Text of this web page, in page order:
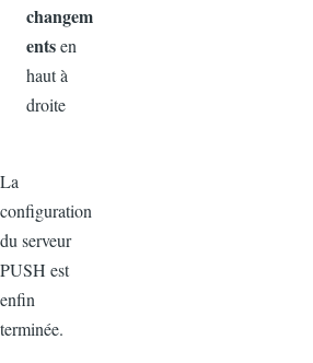
changem
entsen
haut à
droite
La
configuration
du serveur
PUSH est
enfin
terminée.